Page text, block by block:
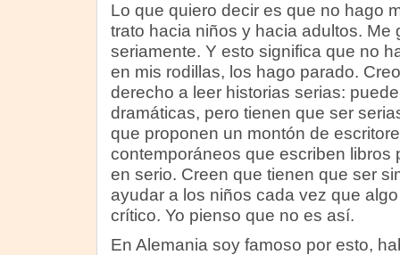
Lo que quiero decir es que no hago
trato hacia niños y hacia adultos. Me
seriamente. Y esto significa que no
en mis rodillas, los hago parado.
derecho a leer historias serias:
dramáticas, pero tienen que ser
que proponen un montón de
contemporáneos que escriben libros
en serio. Creen que tienen que ser
ayudar a los niños cada vez que
crítico. Yo pienso que no es así.
En Alemania soy famoso por esto,